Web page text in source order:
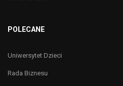
POLECANE
Uniwersytet Dzieci
Rada Biznesu